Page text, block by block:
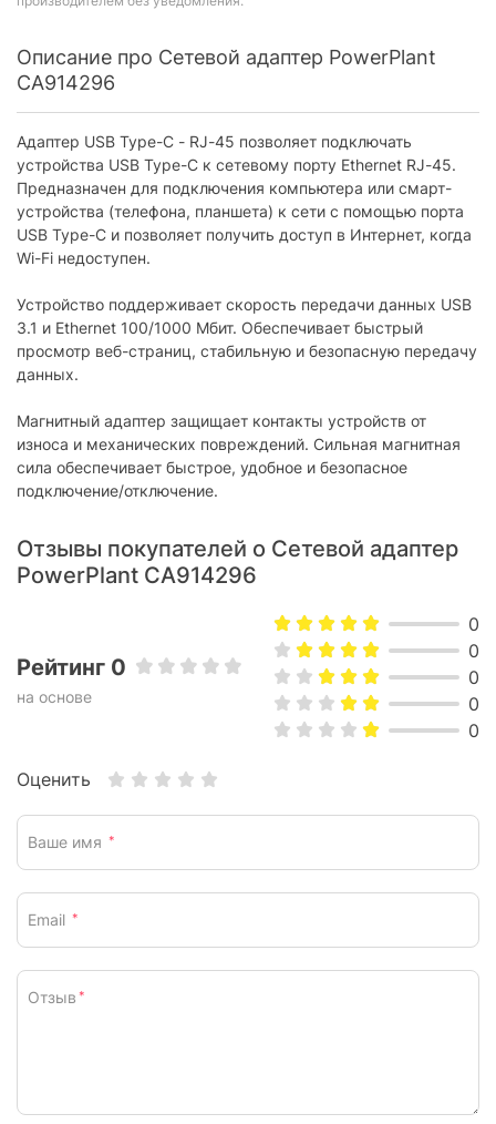
Описание про Сетевой адаптер PowerPlant
CA914296
Адаптер USB Type-C - RJ-45 позволяет подключать
устройства USB Type-C к сетевому порту Ethernet RJ-45.
Предназначен для подключения компьютера или смарт-
устройства (телефона, планшета) к сети с помощью порта
USB Type-C и позволяет получить доступ в Интернет, когда
Wi-Fi недоступен.
Устройство поддерживает скорость передачи данных USB
3.1 и Ethernet 100/1000 Мбит. Обеспечивает быстрый
просмотр веб-страниц, стабильную и безопасную передачу
данных.
Магнитный адаптер защищает контакты устройств от
износа и механических повреждений. Сильная магнитная
сила обеспечивает быстрое, удобное и безопасное
подключение/отключение.
Отзывы покупателей о Сетевой адаптер
PowerPlant CA914296
Рейтинг 0
на основе
0
0
0
0
0
Оценить
Ваше имя *
Email *
Отзыв *